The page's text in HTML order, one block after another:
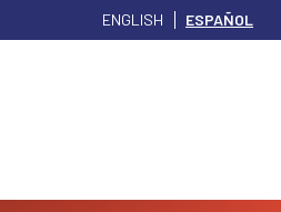
ENGLISH ESPAÑOL